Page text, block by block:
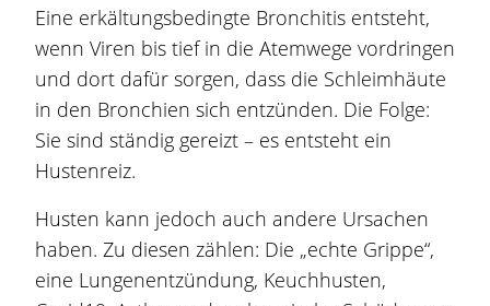
Eine erkältungsbedingte Bronchitis entsteht,
wenn Viren bis tief in die Atemwege vordringen
und dort dafür sorgen, dass die Schleimhäute
in den Bronchien sich entzünden. Die Folge:
Sie sind ständig gereizt – es entsteht ein
Hustenreiz.
Husten kann jedoch auch andere Ursachen
haben. Zu diesen zählen: Die „echte Grippe“,
eine Lungenentzündung, Keuchhusten,